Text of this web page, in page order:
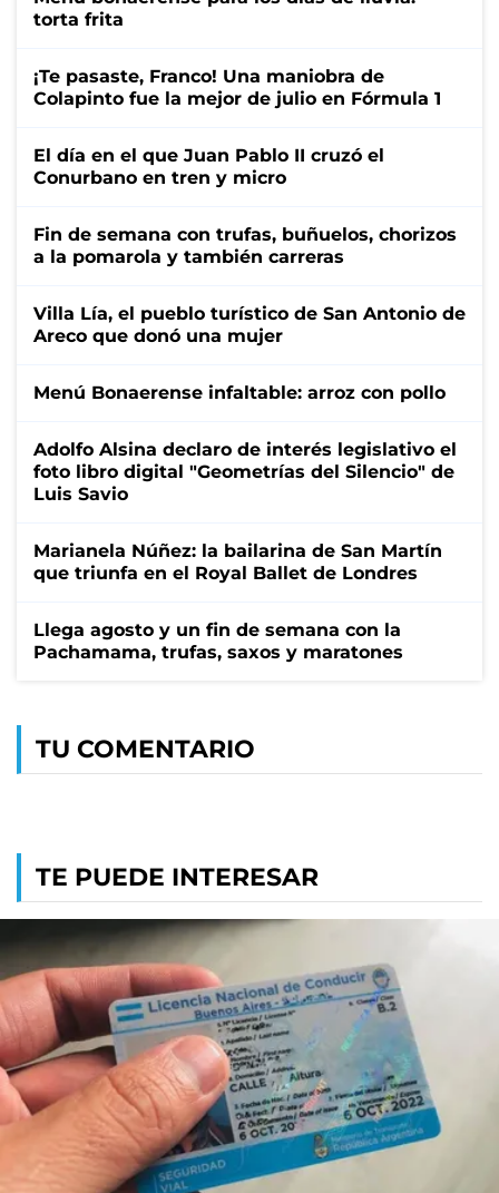
torta frita
¡Te pasaste, Franco! Una maniobra de
Colapinto fue la mejor de julio en Fórmula 1
El día en el que Juan Pablo II cruzó el
Conurbano en tren y micro
Fin de semana con trufas, buñuelos, chorizos
a la pomarola y también carreras
Villa Lía, el pueblo turístico de San Antonio de
Areco que donó una mujer
Menú Bonaerense infaltable: arroz con pollo
Adolfo Alsina declaro de interés legislativo el
foto libro digital "Geometrías del Silencio" de
Luis Savio
Marianela Núñez: la bailarina de San Martín
que triunfa en el Royal Ballet de Londres
Llega agosto y un fin de semana con la
Pachamama, trufas, saxos y maratones
TU COMENTARIO
TE PUEDE INTERESAR